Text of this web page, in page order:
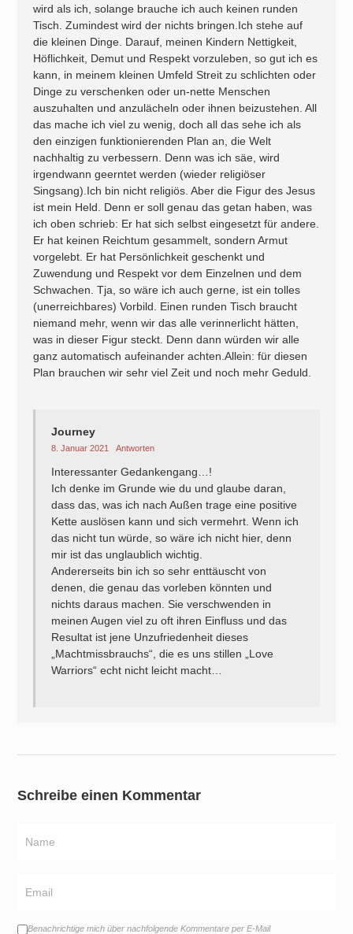
wird als ich, solange brauche ich auch keinen runden
Tisch. Zumindest wird der nichts bringen.Ich stehe auf
die kleinen Dinge. Darauf, meinen Kindern Nettigkeit,
Höflichkeit, Demut und Respekt vorzuleben, so gut ich es
kann, in meinem kleinen Umfeld Streit zu schlichten oder
Dinge zu verschenken oder un-nette Menschen
auszuhalten und anzulächeln oder ihnen beizustehen. All
das mache ich viel zu wenig, doch all das sehe ich als
den einzigen funktionierenden Plan an, die Welt
nachhaltig zu verbessern. Denn was ich säe, wird
irgendwann geerntet werden (wieder religiöser
Singsang).Ich bin nicht religiös. Aber die Figur des Jesus
ist mein Held. Denn er soll genau das getan haben, was
ich oben schrieb: Er hat sich selbst eingesetzt für andere.
Er hat keinen Reichtum gesammelt, sondern Armut
vorgelebt. Er hat Persönlichkeit geschenkt und
Zuwendung und Respekt vor dem Einzelnen und dem
Schwachen. Tja, so wäre ich auch gerne, ist ein tolles
(unerreichbares) Vorbild. Einen runden Tisch braucht
niemand mehr, wenn wir das alle verinnerlicht hätten,
was in dieser Figur steckt. Denn dann würden wir alle
ganz automatisch aufeinander achten.Allein: für diesen
Plan brauchen wir sehr viel Zeit und noch mehr Geduld.
Journey
8. Januar 2021 Antworten
Interessanter Gedankengang…!
Ich denke im Grunde wie du und glaube daran,
dass das, was ich nach Außen trage eine positive
Kette auslösen kann und sich vermehrt. Wenn ich
das nicht tun würde, so wäre ich nicht hier, denn
mir ist das unglaublich wichtig.
Andererseits bin ich so sehr enttäuscht von
denen, die genau das vorleben könnten und
nichts daraus machen. Sie verschwenden in
meinen Augen viel zu oft ihren Einfluss und das
Resultat ist jene Unzufriedenheit dieses
„Machtmissbrauchs“, die es uns stillen „Love
Warriors“ echt nicht leicht macht…
Schreibe einen Kommentar
Benachrichtige mich über nachfolgende Kommentare per E-Mail